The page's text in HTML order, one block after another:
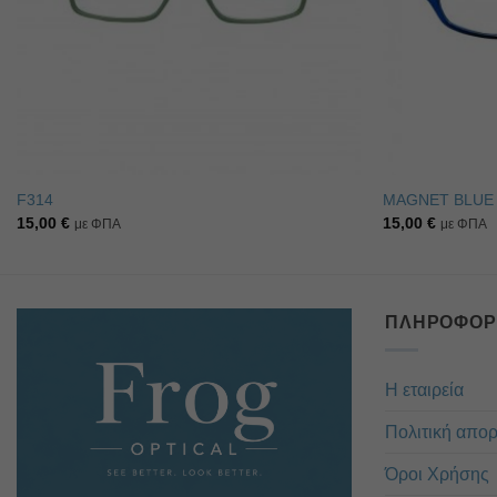
F314
15,00 € με ΦΠΑ
MAGNET BLUE
15,00 € με ΦΠΑ
Η εταιρεία
Πολιτική
Όροι Χρήσης